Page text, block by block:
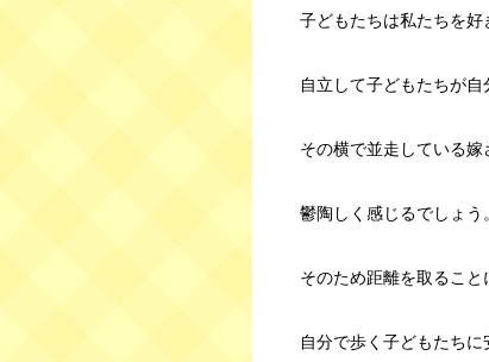
子どもたちは私たちを好
自立して子どもたちが自
その横で並走している嫁
鬱陶しく感じるでしょう。
そのため距離を取ること
自分で歩く子どもたちに